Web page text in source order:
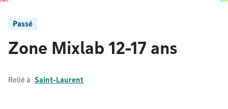
Passé
Zone Mixlab 12-17 ans
Relié à Saint-Laurent